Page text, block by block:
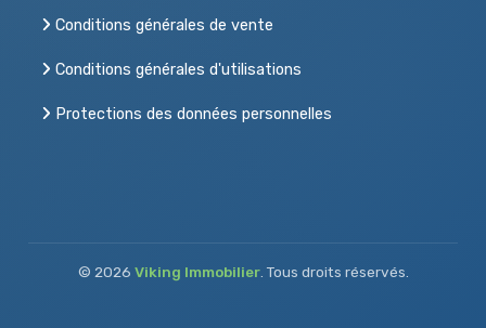
Conditions générales de vente
Conditions générales d'utilisations
Protections des données personnelles
© 2026 Viking Immobilier. Tous droits réservés.